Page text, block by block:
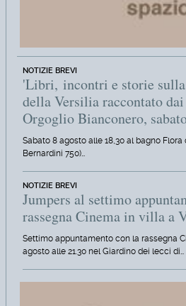
NOTIZIE BREVI
'Libri, incontri e storie
della Versilia raccontato
Orgoglio Bianconero,
Sabato 8 agosto alle 18,30 al bagno
Bernardini 750)…
NOTIZIE BREVI
Jumpers al settimo
rassegna Cinema in villa a
Settimo appuntamento con la rassegna
agosto alle 21.30 nel Giardino dei lecci di…